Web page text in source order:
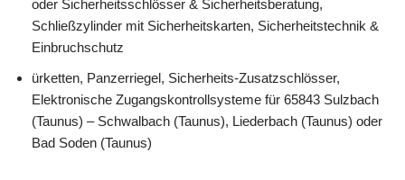
oder Sicherheitsschlösser & Sicherheitsberatung,
Schließzylinder mit Sicherheitskarten, Sicherheitstechnik &
Einbruchschutz
ürketten, Panzerriegel, Sicherheits-Zusatzschlösser,
Elektronische Zugangskontrollsysteme für 65843 Sulzbach
(Taunus) – Schwalbach (Taunus), Liederbach (Taunus) oder
Bad Soden (Taunus)